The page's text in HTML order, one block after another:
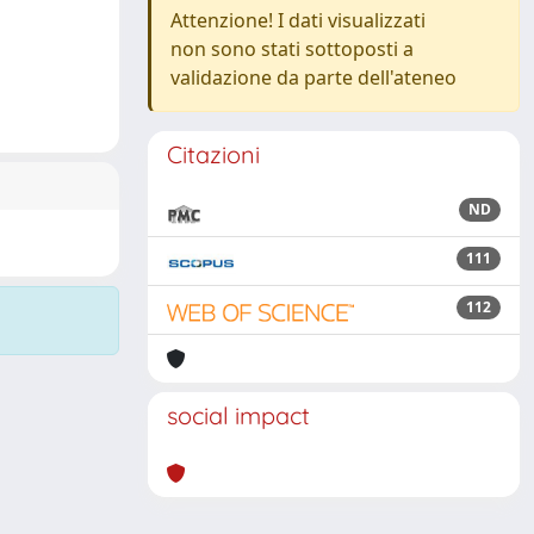
Attenzione! I dati visualizzati
non sono stati sottoposti a
validazione da parte dell'ateneo
Citazioni
ND
111
112
social impact